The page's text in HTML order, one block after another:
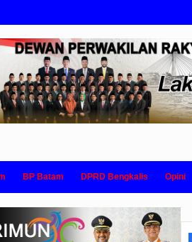
BP Batam DPRD Bengkalis Opini